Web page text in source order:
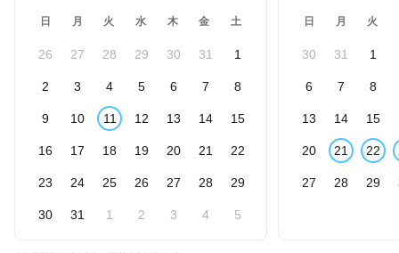
日 月 火 水 木 金 土
26 27 28 29 30 31 1
2 3 4 5 6 7 8
9 10 11 12 13 14 15
16 17 18 19 20 21 22
23 24 25 26 27 28 29
30 31 1 2 3 4 5
日 月 火
30 31 1
6 7 8
13 14 15
20 21 22
27 28 29